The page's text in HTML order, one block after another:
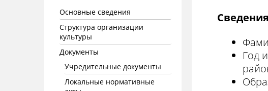
Основные сведения
Структура организации
культуры
Документы
Учредительные документы
Локальные нормативные
Год